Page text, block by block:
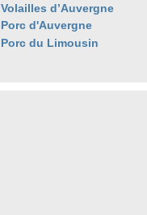
Volailles d’Auvergne
Porc d'Auvergne
Porc du Limousin